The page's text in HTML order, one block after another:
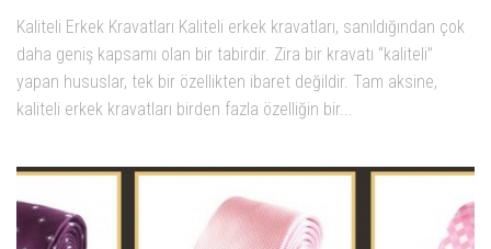
Kaliteli Erkek Kravatları Kaliteli erkek kravatları, sanıldığından çok
daha geniş kapsamı olan bir tabirdir. Zira bir kravatı “kaliteli”
yapan hususlar, tek bir özellikten ibaret değildir. Tam aksine,
kaliteli erkek kravatları birden fazla özelliğin bir...